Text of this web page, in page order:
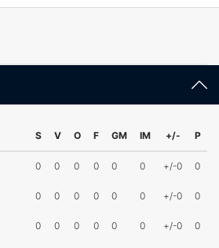
S V O F GM IM +/- P
0 0 0 0 0 0 +/-0 0
0 0 0 0 0 0 +/-0 0
0 0 0 0 0 0 +/-0 0